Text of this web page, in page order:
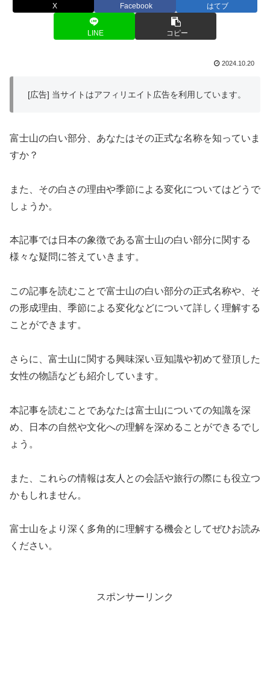
X Facebook はてブ
LINE コピー
2024.10.20
[広告] 当サイトはアフィリエイト広告を利用しています。
富士山の白い部分、あなたはその正式な名称を知っていま
すか？
また、その白さの理由や季節による変化についてはどうで
しょうか。
本記事では日本の象徴である富士山の白い部分に関する
様々な疑問に答えていきます。
この記事を読むことで富士山の白い部分の正式名称や、そ
の形成理由、季節による変化などについて詳しく理解する
ことができます。
さらに、富士山に関する興味深い豆知識や初めて登頂した
女性の物語なども紹介しています。
本記事を読むことであなたは富士山についての知識を深
め、日本の自然や文化への理解を深めることができるでし
ょう。
また、これらの情報は友人との会話や旅行の際にも役立つ
かもしれません。
富士山をより深く多角的に理解する機会としてぜひお読み
ください。
スポンサーリンク